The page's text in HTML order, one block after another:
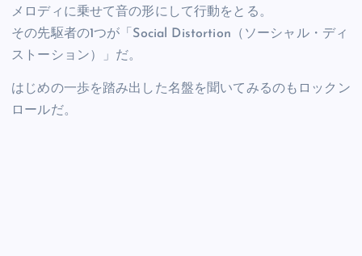
メロディに乗せて音の形にして行動をとる。
その先駆者の1つが「Social Distortion（ソーシャル・ディ
ストーション）」だ。
はじめの一歩を踏み出した名盤を聞いてみるのもロックン
ロールだ。